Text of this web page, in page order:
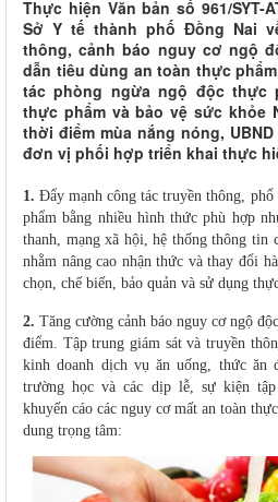
Thực hiện Văn bản số 961/SYT-
Sở Y tế thành phố Đồng Nai
thông, cảnh báo nguy cơ ngộ
dẫn tiêu dùng an toàn thực
tác phòng ngừa ngộ độc thực
thực phẩm và bảo vệ sức khỏe
thời điểm mùa nắng nóng,
đơn vị phối hợp triển khai thực
1. Đẩy mạnh công tác truyền thông,
phẩm bằng nhiều hình thức phù hợp
thanh, mạng xã hội, hệ thống thông tin
nhằm nâng cao nhận thức và thay đổi
chọn, chế biến, bảo quản và sử dụng
2. Tăng cường cảnh báo nguy cơ ngộ
điểm. Tập trung giám sát và truyền
kinh doanh dịch vụ ăn uống, thức ăn
trường học và các dịp lễ, sự kiện
khuyến cáo các nguy cơ mất an toàn
dung trọng tâm: